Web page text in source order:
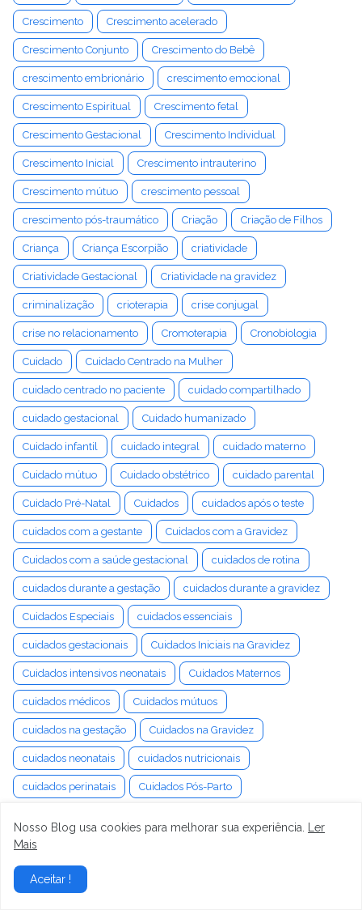
Crescimento Crescimento acelerado
Crescimento Conjunto Crescimento do Bebê
crescimento embrionário crescimento emocional
Crescimento Espiritual Crescimento fetal
Crescimento Gestacional Crescimento Individual
Crescimento Inicial Crescimento intrauterino
Crescimento mútuo crescimento pessoal
crescimento pós-traumático Criação Criação de Filhos
Criança Criança Escorpião criatividade
Criatividade Gestacional Criatividade na gravidez
criminalização crioterapia crise conjugal
crise no relacionamento Cromoterapia Cronobiologia
Cuidado Cuidado Centrado na Mulher
cuidado centrado no paciente cuidado compartilhado
cuidado gestacional Cuidado humanizado
Cuidado infantil cuidado integral cuidado materno
Cuidado mútuo Cuidado obstétrico cuidado parental
Cuidado Pré-Natal Cuidados cuidados após o teste
cuidados com a gestante Cuidados com a Gravidez
Cuidados com a saúde gestacional cuidados de rotina
cuidados durante a gestação cuidados durante a gravidez
Cuidados Especiais cuidados essenciais
cuidados gestacionais Cuidados Iniciais na Gravidez
Cuidados intensivos neonatais Cuidados Maternos
cuidados médicos Cuidados mútuos
cuidados na gestação Cuidados na Gravidez
cuidados neonatais cuidados nutricionais
cuidados perinatais Cuidados Pós-Parto
Cultivo
Cultura Organizacional
Nosso Blog usa cookies para melhorar sua experiência.
Ler
Mais
Aceitar !